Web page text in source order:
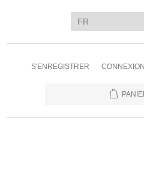
S'ENREGISTRER CONNEXION